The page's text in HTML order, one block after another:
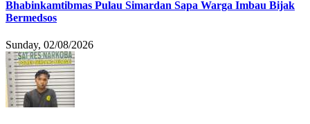
Bhabinkamtibmas Pulau Simardan Sapa Warga Imbau Bijak
Bermedsos
Sunday, 02/08/2026